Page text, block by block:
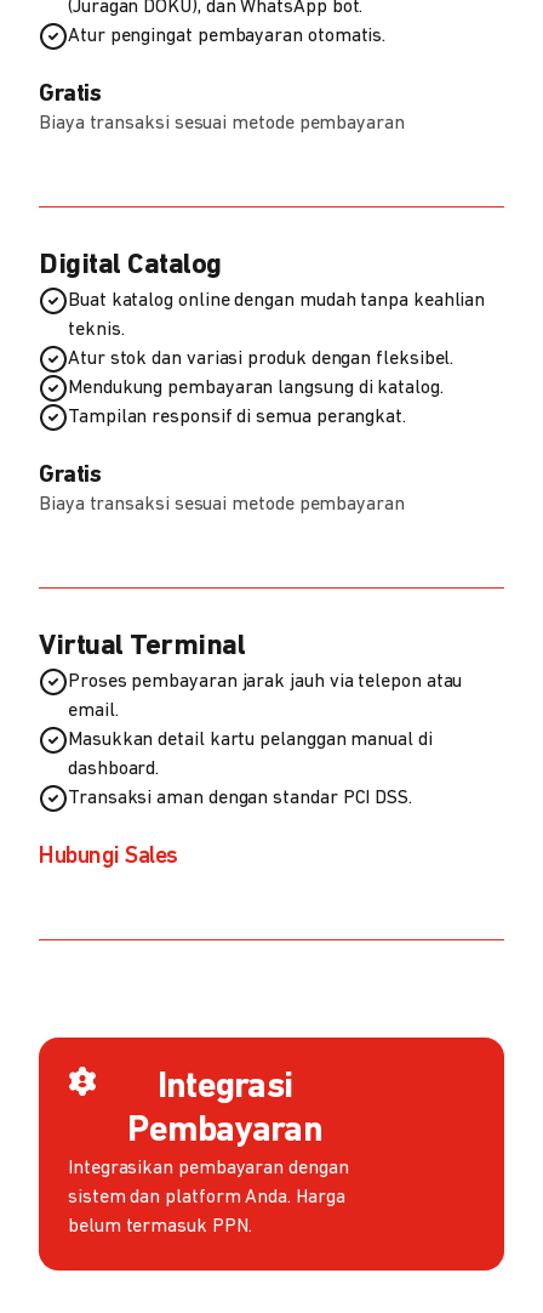
(Juragan DOKU), dan WhatsApp bot.
Atur pengingat pembayaran otomatis.
Gratis
Biaya transaksi sesuai metode pembayaran
Digital Catalog
Buat katalog online dengan mudah tanpa keahlian
teknis.
Atur stok dan variasi produk dengan fleksibel.
Mendukung pembayaran langsung di katalog.
Tampilan responsif di semua perangkat.
Gratis
Biaya transaksi sesuai metode pembayaran
Virtual Terminal
Proses pembayaran jarak jauh via telepon atau
email.
Masukkan detail kartu pelanggan manual di
dashboard.
Transaksi aman dengan standar PCI DSS.
Hubungi Sales
Integrasi
Pembayaran
Integrasikan pembayaran dengan
sistem dan platform Anda. Harga
belum termasuk PPN.